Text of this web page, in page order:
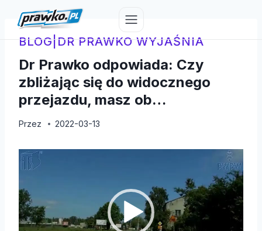
treściBLOG| DR PRAWKO WYJAŚNIA
Dr Prawko odpowiada: Czy
zbliżając się do widocznego
przejazdu, masz ob…
Przez 2022-03-13
O
d
t
w
a